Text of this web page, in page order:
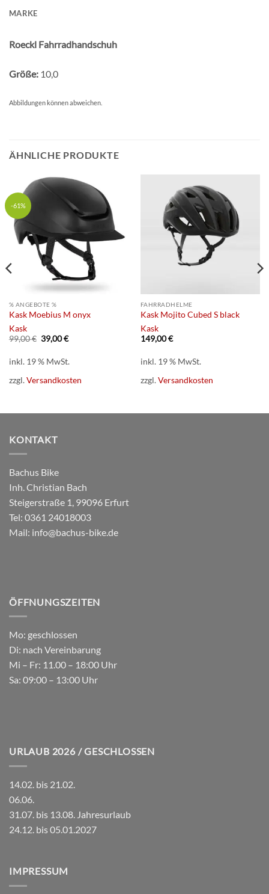
MARKE
Roeckl Fahrradhandschuh
Größe: 10,0
Abbildungen können abweichen.
ÄHNLICHE PRODUKTE
-61%
% ANGEBOTE %
Kask Moebius M onyx
Kask
99,00€ Ursprünglicher
Preis
99,00 €
39,00€Aktueller
39,00 €.
inkl. 19 % MwSt.
zzgl.Versandkosten
FAHRRADHELME
Kask Mojito Cubed S black
Kask
149,00€
inkl. 19 % MwSt.
zzgl.Versandkosten
KONTAKT
Bachus Bike
Inh. Christian Bach
Steigerstraße 1, 99096 Erfurt
Tel: 0361 24018003
Mail: info@bachus-bike.de
ÖFFNUNGSZEITEN
Mo: geschlossen
Di: nach Vereinbarung
Mi – Fr: 11.00 – 18:00 Uhr
Sa: 09:00 – 13:00 Uhr
URLAUB 2026 / GESCHLOSSEN
14.02. bis 21.02.
06.06.
31.07. bis 13.08. Jahresurlaub
24.12. bis 05.01.2027
IMPRESSUM